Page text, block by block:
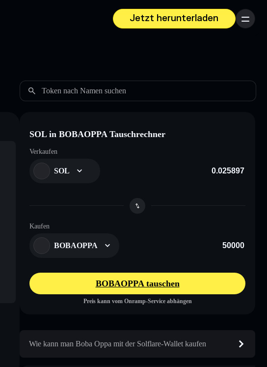
Jetzt herunterladen
Menü
Token nach Namen suchen
SOL in BOBAOPPA Tauschrechner
Verkaufen
SOL
Kaufen
BOBAOPPA
BOBAOPPA tauschen
Preis kann vom Onramp-Service abhängen
Wie kann man Boba Oppa mit der Solflare-Wallet kaufen